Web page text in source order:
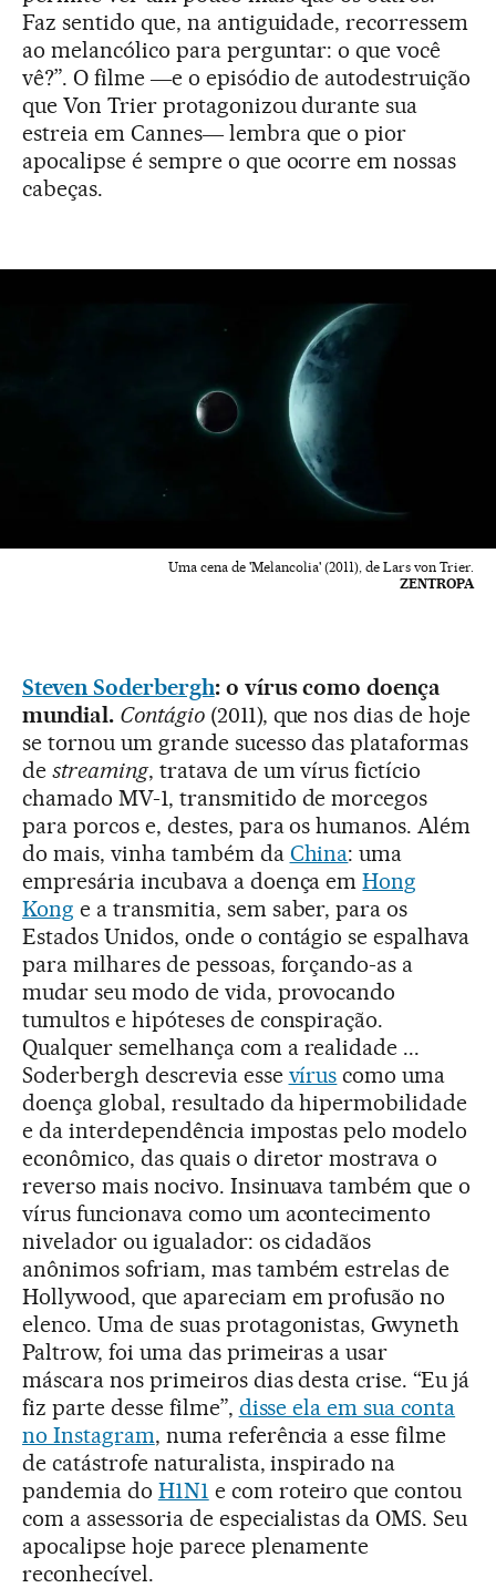
Faz sentido que, na antiguidade, recorressem
ao melancólico para perguntar: o que você
vê?”. O filme ―e o episódio de autodestruição
que Von Trier protagonizou durante sua
estreia em Cannes― lembra que o pior
apocalipse é sempre o que ocorre em nossas
cabeças.
Uma cena de 'Melancolia' (2011), de Lars von Trier.
ZENTROPA
Steven Soderbergh: o vírus como doença
mundial. Contágio(2011), que nos dias de hoje
se tornou um grande sucesso das plataformas
de streaming, tratava de um vírus fictício
chamado MV-1, transmitido de morcegos
para porcos e, destes, para os humanos. Além
do mais, vinha também da China: uma
empresária incubava a doença emHong
Kong e a transmitia, sem saber, para os
Estados Unidos, onde o contágio se espalhava
para milhares de pessoas, forçando-as a
mudar seu modo de vida, provocando
tumultos e hipóteses de conspiração.
Qualquer semelhança com a realidade ...
Soderbergh descrevia esse vírus como uma
doença global, resultado da hipermobilidade
e da interdependência impostas pelo modelo
econômico, das quais o diretor mostrava o
reverso mais nocivo. Insinuava também que o
vírus funcionava como um acontecimento
nivelador ou igualador: os cidadãos
anônimos sofriam, mas também estrelas de
Hollywood, que apareciam em profusão no
elenco. Uma de suas protagonistas, Gwyneth
Paltrow, foi uma das primeiras a usar
máscara nos primeiros dias desta crise. “Eu já
fiz parte desse filme”, ​​ disse ela em sua conta
no Instagram, numa referência a esse filme
de catástrofe naturalista, inspirado na
pandemia do H1N1 e com roteiro que contou
com a assessoria de especialistas da OMS. Seu
apocalipse hoje parece plenamente
reconhecível.